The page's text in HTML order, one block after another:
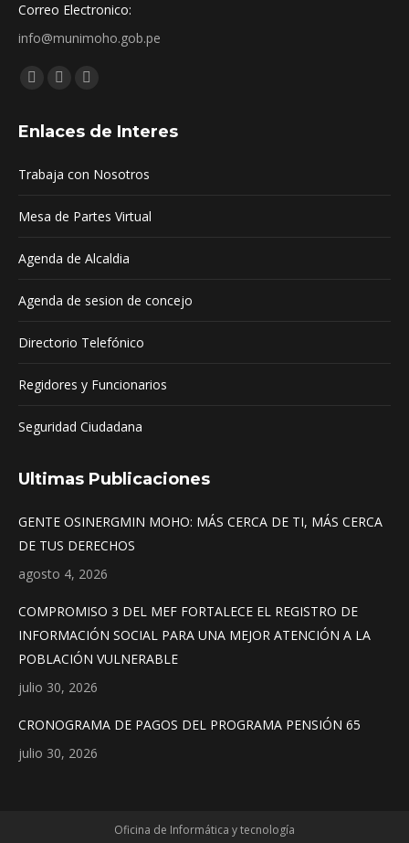
Correo Electronico:
info@munimoho.gob.pe
Encuéntranos en:
Facebook
opens
new
YouTube
opens
new
Mail
opens
new
Enlaces de Interes
Trabaja con Nosotros
Mesa de Partes Virtual
Agenda de Alcaldia
Agenda de sesion de concejo
Directorio Telefónico
Regidores y Funcionarios
Seguridad Ciudadana
Ultimas Publicaciones
GENTE OSINERGMIN MOHO: MÁS CERCA DE TI, MÁS CERCA
DE TUS DERECHOS
agosto 4, 2026
COMPROMISO 3 DEL MEF FORTALECE EL REGISTRO DE
INFORMACIÓN SOCIAL PARA UNA MEJOR ATENCIÓN A LA
POBLACIÓN VULNERABLE
julio 30, 2026
CRONOGRAMA DE PAGOS DEL PROGRAMA PENSIÓN 65
julio 30, 2026
Oficina de Informática y tecnología